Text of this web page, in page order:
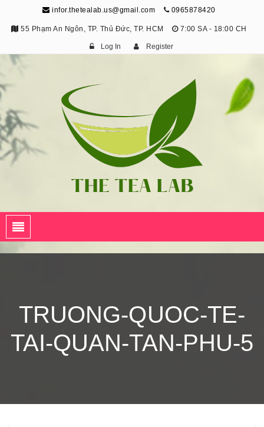
infor.thetealab.us@gmail.com 0965878420
55 Phạm An Ngôn, TP. Thủ Đức, TP. HCM 7:00 SA - 18:00 CH
Log In Register
TRUONG-QUOC-TE-
TAI-QUAN-TAN-PHU-5